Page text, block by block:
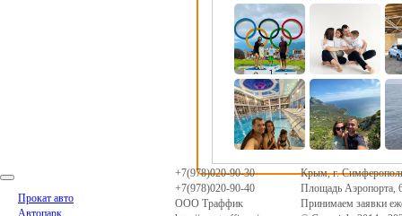
Прокат авто
Автопарк
+7(978)020-90-30
+7(978)020-90-40
ООО Траффик
Крым,г.
Площадь Аэропорта,
Принимаем заявки